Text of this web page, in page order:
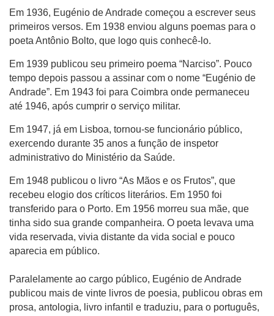
Em 1936, Eugénio de Andrade começou a escrever seus
primeiros versos. Em 1938 enviou alguns poemas para o
poeta Antônio Bolto, que logo quis conhecê-lo.
Em 1939 publicou seu primeiro poema “Narciso”. Pouco
tempo depois passou a assinar com o nome “Eugénio de
Andrade”. Em 1943 foi para Coimbra onde permaneceu
até 1946, após cumprir o serviço militar.
Em 1947, já em Lisboa, tornou-se funcionário público,
exercendo durante 35 anos a função de inspetor
administrativo do Ministério da Saúde.
Em 1948 publicou o livro “As Mãos e os Frutos”, que
recebeu elogio dos críticos literários. Em 1950 foi
transferido para o Porto. Em 1956 morreu sua mãe, que
tinha sido sua grande companheira. O poeta levava uma
vida reservada, vivia distante da vida social e pouco
aparecia em público.
Paralelamente ao cargo público, Eugénio de Andrade
publicou mais de vinte livros de poesia, publicou obras em
prosa, antologia, livro infantil e traduziu, para o português,